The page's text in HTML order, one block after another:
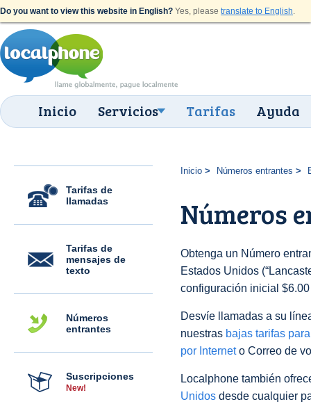
Do you want to view this website in English? Yes, please translate to English.
Inicio Servicios Tarifas Ayuda
Tarifas de
llamadas
Tarifas de
mensajes de
texto
Números
entrantes
Suscripciones
New!
Inicio Números entrantes
Números
Obtenga un Número
Estados Unidos
configuración inicial
Desvíe llamadas a su
nuestras bajas tarifas
por Interneto Correo de
Localphone también
Unidos desde cualquier